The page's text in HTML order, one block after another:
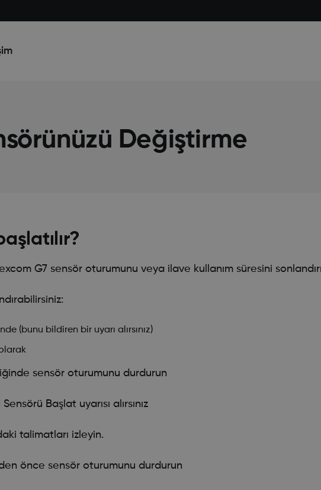
Değiştirme
G7 sensör oturumunu veya ilave kullanım süresini
(bunu bildiren bir uyarı alırsınız)
sensör oturumunu durdurun
Başlat uyarısı alırsınız
talimatları izleyin.
önce sensör oturumunu durdurun